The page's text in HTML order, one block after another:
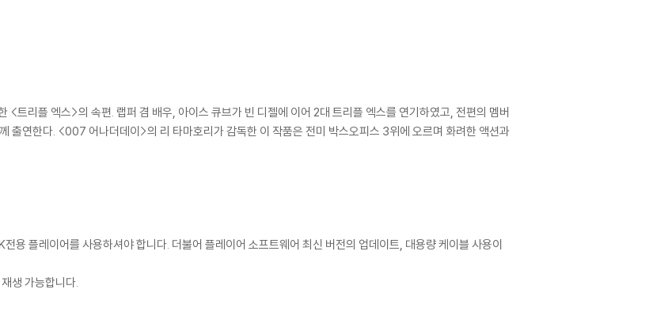
트리플 엑스>의 속편. 랩퍼 겸 배우, 아이스 큐브가 빈 디젤에 이어 2대 트리플 엑스를 연기하였고, 전편의 멤버
출연한다. <007 어나더데이>의 리 타마호리가 감독한 이 작품은 전미 박스오피스 3위에 오르며 화려한 액션과
용 플레이어를 사용하셔야 합니다. 더불어 플레이어 소프트웨어 최신 버전의 업데이트, 대용량 케이블 사용이
생 가능합니다.